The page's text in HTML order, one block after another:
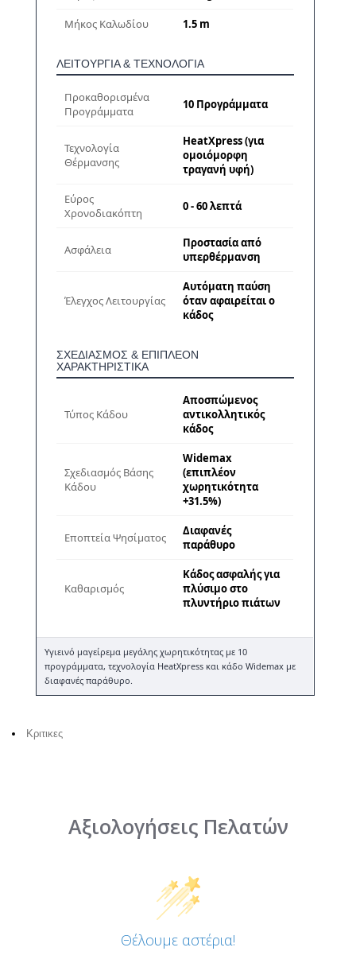
Μήκος Καλωδίου 1.5 m
ΛΕΙΤΟΥΡΓΊΑ & ΤΕΧΝΟΛΟΓΊΑ
Προκαθορισμένα
Προγράμματα
10 Προγράμματα
Τεχνολογία
Θέρμανσης
HeatXpress (για
ομοιόμορφη
τραγανή υφή)
Εύρος
Χρονοδιακόπτη
0 - 60 λεπτά
Ασφάλεια
Προστασία από
υπερθέρμανση
Έλεγχος Λειτουργίας
Αυτόματη παύση
όταν αφαιρείται ο
κάδος
ΣΧΕΔΙΑΣΜΌΣ & ΕΠΙΠΛΈΟΝ
ΧΑΡΑΚΤΗΡΙΣΤΙΚΆ
Τύπος Κάδου
Αποσπώμενος
αντικολλητικός
κάδος
Σχεδιασμός Βάσης
Κάδου
Widemax
(επιπλέον
χωρητικότητα
+31.5%)
Εποπτεία Ψησίματος
Διαφανές
παράθυρο
Καθαρισμός
Κάδος ασφαλής για
πλύσιμο στο
πλυντήριο πιάτων
Υγιεινό μαγείρεμα μεγάλης χωρητικότητας με 10
προγράμματα, τεχνολογία HeatXpress και κάδο Widemax με
διαφανές παράθυρο.
Κριτικες
Αξιολογήσεις Πελατών
Θέλουμε αστέρια!